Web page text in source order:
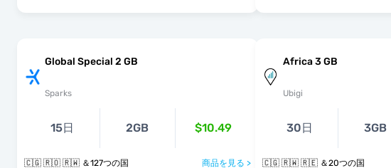
Global Special 2 GB
Sparks
15日 2GB $10.49
🇨🇬 🇷🇴 🇷🇼 ＆127つの国 商品を見る >
Africa 3 GB
Ubigi
30日 3GB
🇨🇬 🇷🇼 🇷🇪 ＆20つの国